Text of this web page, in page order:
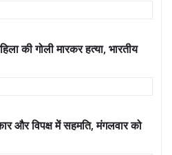
की गोली मारकर हत्या, भारतीय
और विपक्ष में सहमति, मंगलवार को